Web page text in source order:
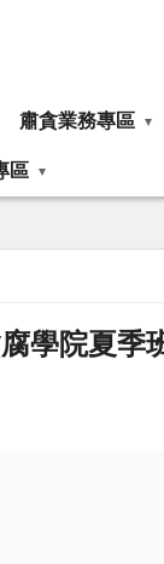
肅貪業務專區
區
學院夏季